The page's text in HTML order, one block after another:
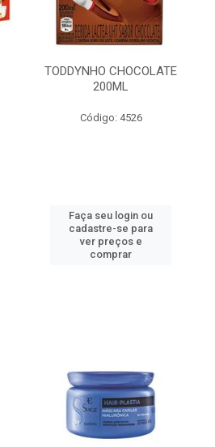
TODDYNHO CHOCOLATE
200ML
Código: 4526
Faça seu login ou
cadastre-se para
ver preços e
comprar